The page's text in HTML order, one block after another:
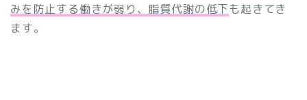
みを防止する働きが弱り、脂質代謝の低下も起きてき
ます。